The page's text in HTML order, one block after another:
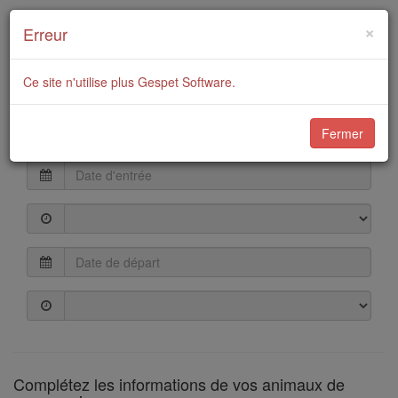
Réservez dans notre
Hôtel
Complétez les informations de vos animaux de
×
Erreur
Ce site n'utilise plus Gespet Software.
Fermer